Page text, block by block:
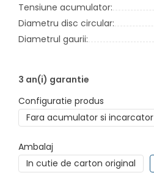
Tensiune acumulator:
Diametru disc circular:
Diametrul gaurii:
3 an(i) garantie
Configuratie produs
Fara acumulator si incarcator
Ambalaj
In cutie de carton original